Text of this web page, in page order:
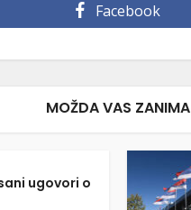
Facebook
MOŽDA VAS ZANIMA
ugovori o